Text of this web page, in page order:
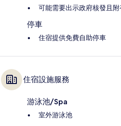
可能需要出示政府核發且
停車
住宿提供免費自助停車
住宿設施服務
游泳池/Spa
室外游泳池